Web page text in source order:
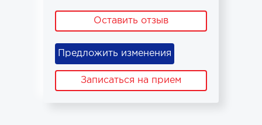
Оставить отзыв
Предложить изменения
Записаться на прием